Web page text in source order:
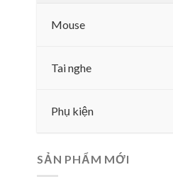
Mouse
Tai nghe
Phụ kiện
SẢN PHẨM MỚI